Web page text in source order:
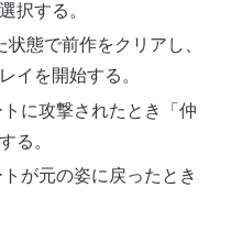
択する。
態で前作をクリアし、
イを開始する。
に攻撃されたとき「仲
る。
が元の姿に戻ったとき